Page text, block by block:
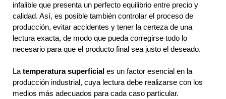
infalible que presenta un perfecto equilibrio entre precio y
calidad. Así, es posible también controlar el proceso de
producción, evitar accidentes y tener la certeza de una
lectura exacta, de modo que pueda corregirse todo lo
necesario para que el producto final sea justo el deseado.
Latemperatura superficial es un factor esencial en la
producción industrial, cuya lectura debe realizarse con los
medios más adecuados para cada caso particular.